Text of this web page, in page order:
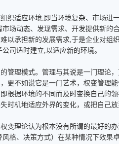
适应环境,即当环境复杂、市场进
场动态、发现需求、开发提供新的
以承担新的发展需求,于是企业对组
司适时建立,以适应新的环境。
理模式。管理与其说是一门理论，
更不如说它是一门艺术，权变管理
根据环境的不同而及时变换自己的
时机地适应外界的变化，或把自己
理论认为根本没有所谓的最好的办
格、决策方式）在某种情况下效果